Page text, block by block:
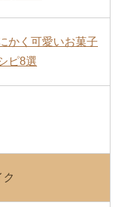
かく可愛いお菓子
ピ8選